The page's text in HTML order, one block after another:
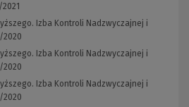
Izba Kontroli Nadzwyczajnej i
2020
Izba Kontroli Nadzwyczajnej i
2020
Izba Kontroli Nadzwyczajnej i
2020